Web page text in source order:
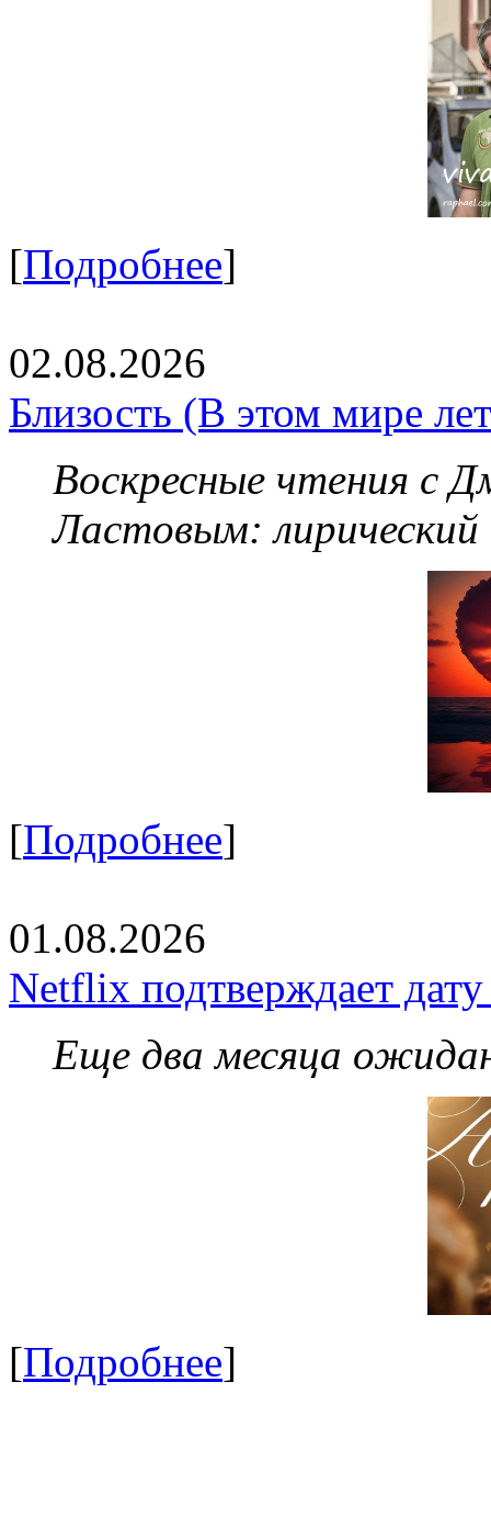
[Подробнее]
02.08.2026
Близость (В этом мире
Воскресные чтения с
Ластовым:
[Подробнее]
01.08.2026
Netflix подтверждает
Еще два месяца
[Подробнее]